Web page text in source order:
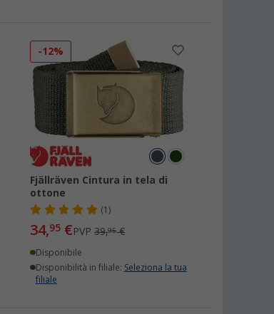
-12%
Fjällräven Cintura in tela di
ottone
(1)
34,95 €PVP39,95€
Disponibile
Disponibilità in filiale: Seleziona la tua
filiale